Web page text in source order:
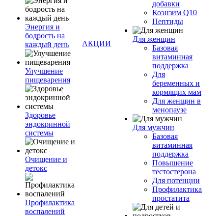
Энергия и
бодрость на
каждый день
Улучшение
пищеварения
Здоровье
эндокринной
системы
Очищение и
детокс
Профилактика
воспалений
АКЦИИ
добавки
Коэнзим Q10
Пептиды
Для женщин
Базовая
витаминная
поддержка
Для
беременных и
кормящих мам
Для женщин в
менопаузе
Для мужчин
Базовая
витаминная
поддержка
Повышение
тестостерона
Для потенции
Профилактика
простатита